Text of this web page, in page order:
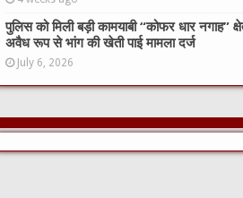
पुलिस को मिली बड़ी कामयाबी “कोफर धार नगाह”
अवैध रूप से भांग की खेती पाई मामला दर्ज
July 6, 2026